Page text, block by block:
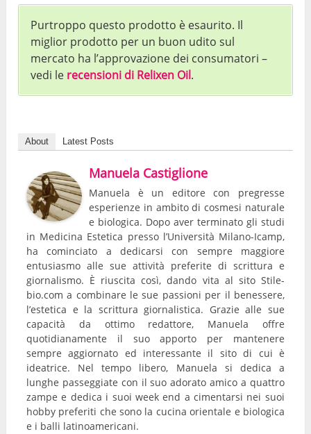
Purtroppo questo prodotto è esaurito. Il
miglior prodotto per un buon udito sul
mercato ha l’approvazione dei consumatori –
vedi le recensioni di Relixen Oil.
About Latest Posts
Manuela Castiglione
Manuela è un editore con pregresse
esperienze in ambito di cosmesi naturale
e biologica. Dopo aver terminato gli studi
in Medicina Estetica presso l’Università Milano-Icamp,
ha cominciato a dedicarsi con sempre maggiore
entusiasmo alle sue attività preferite di scrittura e
giornalismo. È riuscita così, dando vita al sito Stile-
bio.com a combinare le sue passioni per il benessere,
l’estetica e la scrittura giornalistica. Grazie alle sue
capacità da ottimo redattore, Manuela offre
quotidianamente il suo apporto per mantenere
sempre aggiornato ed interessante il sito di cui è
ideatrice. Nel tempo libero, Manuela si dedica a
lunghe passeggiate con il suo adorato amico a quattro
zampe e dedica i suoi week end a cimentarsi nei suoi
hobby preferiti che sono la cucina orientale e biologica
e i balli latinoamericani.